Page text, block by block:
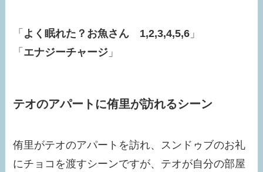
「 よく眠れた？お魚さん 1,2,3,4,5,6 」
「 エナジーチャージ 」
テオのアパートに侑里が訪れるシーン
侑里がテオのアパートを訪れ、スンドゥブのお礼
にチョコを渡すシーンですが、テオが自分の部屋